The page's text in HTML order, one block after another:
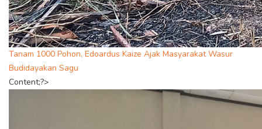
Tanam 1000 Pohon, Edoardus Kaize Ajak Masyarakat Wasur
Budidayakan Sagu
Content;?>